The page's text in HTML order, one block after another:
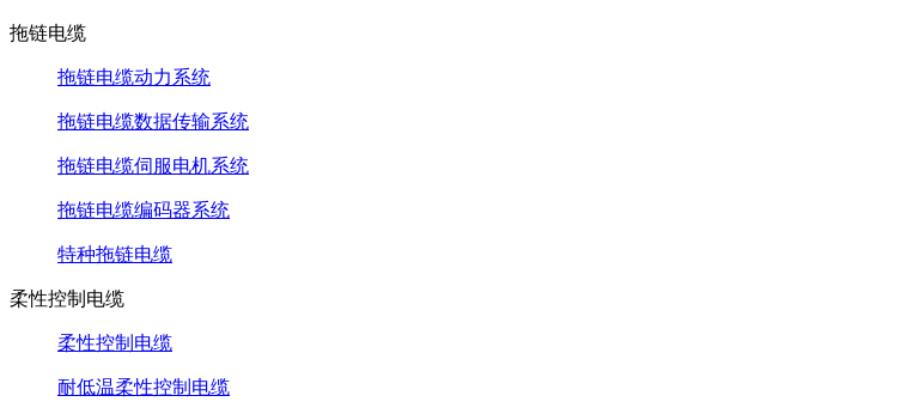
拖链电缆
拖链电缆动力系统
拖链电缆数据传输系统
拖链电缆伺服电机系统
拖链电缆编码器系统
特种拖链电缆
柔性控制电缆
柔性控制电缆
耐低温柔性控制电缆